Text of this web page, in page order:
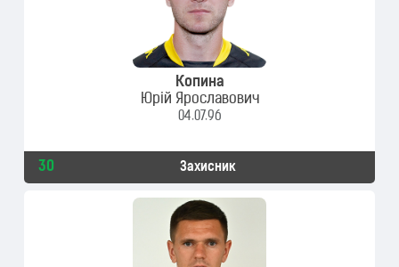
Копина
Юрій Ярославович
04.07.96
30 Захисник